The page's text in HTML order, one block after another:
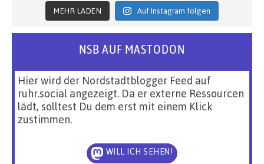
MEHR LADEN Auf Instagram folgen
NSB AUF MASTODON
Hier wird der Nordstadtblogger Feed auf
ruhr.social angezeigt. Da er externe Ressourcen
lädt, solltest Du dem erst mit einem Klick
zustimmen.
WILL ICH SEHEN!